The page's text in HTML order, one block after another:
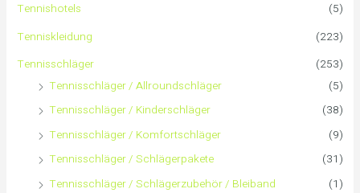
n
a
Tennishotels
(5)
Tenniskleidung
(223)
Tennisschläger
(253)
Tennisschläger / Allroundschläger
(5)
Tennisschläger / Kinderschläger
(38)
Tennisschläger / Komfortschläger
(9)
Tennisschläger / Schlägerpakete
(31)
Tennisschläger / Schlägerzubehör / Bleiband
(1)